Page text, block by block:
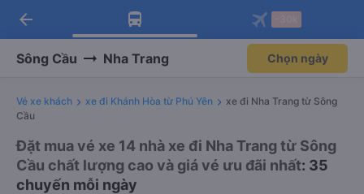
Tải app Vexere ngay!
Nhận ưu đãi thành viên độc
Mở app
Tải app Vexere
-30k/ghế khi đặt vé máy bay qua
Mở app
arrow_back
Sông Cầu Nha Trang Chọn ngày
Vé xe khách xe đi Khánh Hòa từ Phú Yên
xe đi Nha Trang từ Sông
Cầu
Đặt mua vé xe 14 nhà xe đi Nha Trang từ Sông
Cầu chất lượng cao và giá vé ưu đãi nhất: 35
chuyến mỗi ngày